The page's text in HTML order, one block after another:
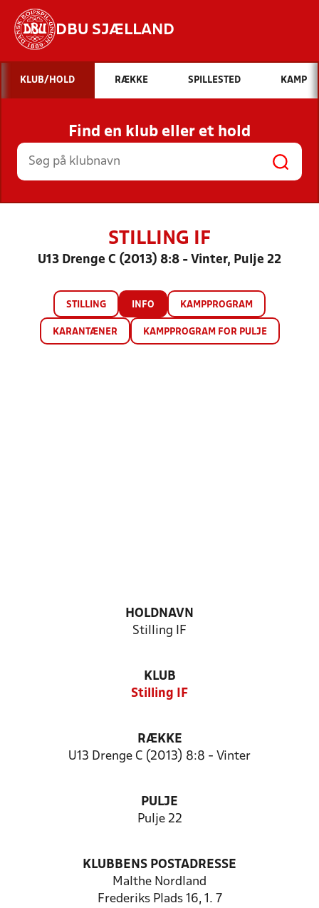
DBU SJÆLLAND
Hvad vil du søge efter?
INDHOLD OG NYHEDER
STILLINGER, RESULTATER, KLUBBER OG
HOLD
KLUB/HOLD RÆKKE SPILLESTED KAMP
Find en klub eller et hold
STILLING IF
U13 Drenge C (2013) 8:8 - Vinter, Pulje 22
STILLING INFO KAMPPROGRAM
KARANTÆNER KAMPPROGRAM FOR PULJE
HOLDNAVN
Stilling IF
KLUB
Stilling IF
RÆKKE
U13 Drenge C (2013) 8:8 - Vinter
PULJE
Pulje 22
KLUBBENS POSTADRESSE
Malthe Nordland
Frederiks Plads 16, 1. 7